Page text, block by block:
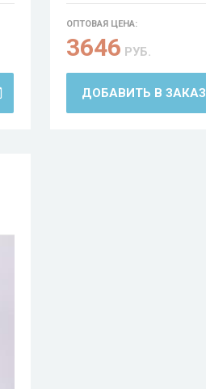
ОПТОВАЯ ЦЕНА:
3646 РУБ.
ДОБАВИТЬ В ЗАКАЗ